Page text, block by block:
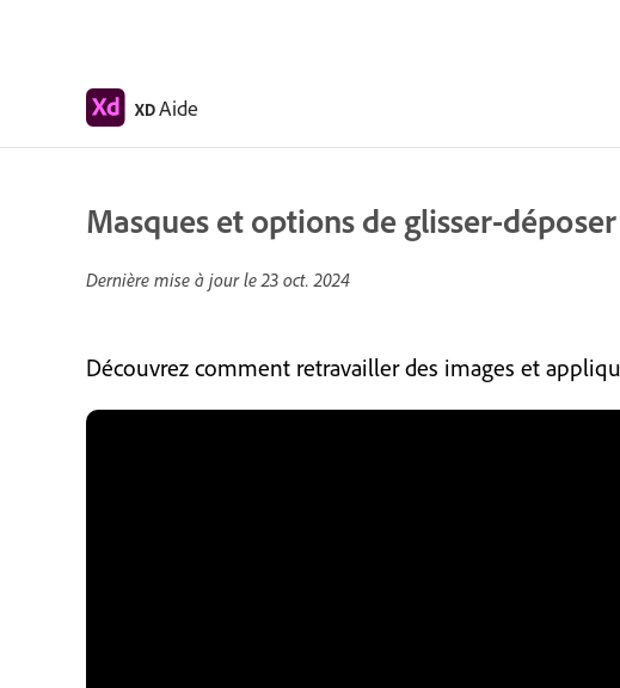
XDAide
Masques et options de glisser-
Dernière mise à jour le23 oct. 2024
Découvrez comment retravailler des images et